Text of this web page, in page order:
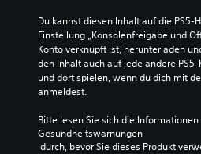
Du kannst diesen Inhalt auf die PS5-
Einstellung „Konsolenfreigabe und
Konto verknüpft ist, herunterladen
den Inhalt auch auf jede andere
und dort spielen, wenn du dich mit
anmeldest.
Bitte lesen Sie sich die
Gesundheitswarnungen
durch, bevor Sie dieses Produkt